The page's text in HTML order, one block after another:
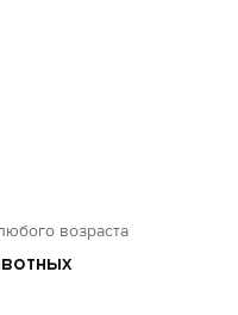
возраста